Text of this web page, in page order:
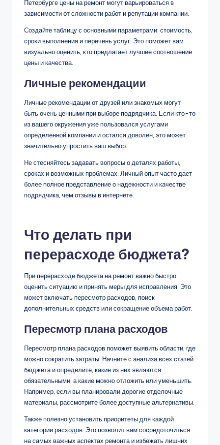
Петербурге цены на ремонт могут варьироваться в
зависимости от сложности работ и репутации компании.
Создайте таблицу с основными параметрами: стоимость,
сроки выполнения и перечень услуг. Это поможет вам
визуально оценить, кто предлагает лучшее соотношение
цены и качества.
Личные рекомендации
Личные рекомендации от друзей или знакомых могут
быть очень ценными при выборе подрядчика. Если кто-то
из вашего окружения уже пользовался услугами
определенной компании и остался доволен, это может
значительно упростить ваш выбор.
Не стесняйтесь задавать вопросы о деталях работы,
сроках и возможных проблемах. Личный опыт часто дает
более полное представление о надежности и качестве
подрядчика, чем отзывы в интернете.
Что делать при
перерасходе бюджета?
При перерасходе бюджета на ремонт важно быстро
оценить ситуацию и принять меры для исправления. Это
может включать пересмотр расходов, поиск
дополнительных средств или сокращение объема работ.
Пересмотр плана расходов
Пересмотр плана расходов поможет выявить области, где
можно сократить затраты. Начните с анализа всех статей